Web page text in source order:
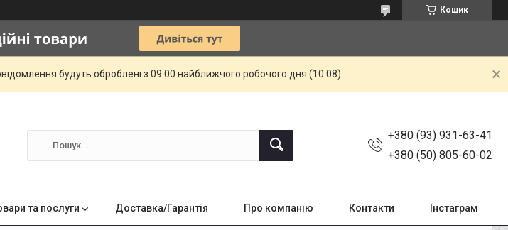
Кошик
будуть оброблені з 09:00 найближчого робочого дня (10.08).
+380 (93) 931-63-41
+380 (50) 805-60-02
та послуги Доставка/Гарантія Про компанію Контакти Інстаграм